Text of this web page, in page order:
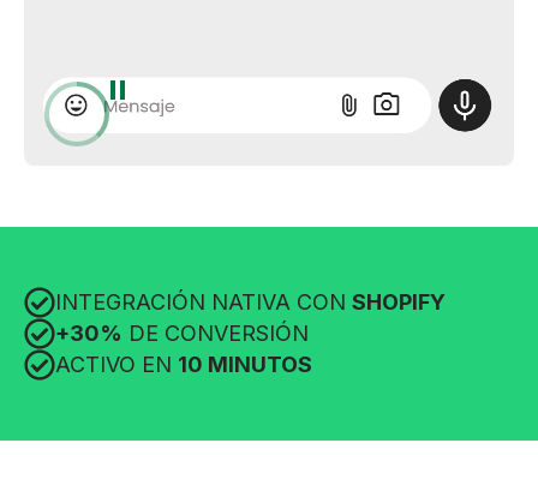
INTEGRACIÓN NATIVA CON SHOPIFY
+30% DE CONVERSIÓN
ACTIVO EN 10 MINUTOS